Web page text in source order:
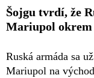
Šojgu tvrdí, že
Mariupol okrem
Ruská armáda sa
Mariupol na